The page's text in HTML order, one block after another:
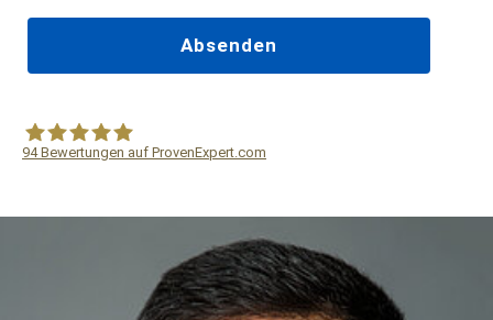
94Bewertungen auf ProvenExpert.com